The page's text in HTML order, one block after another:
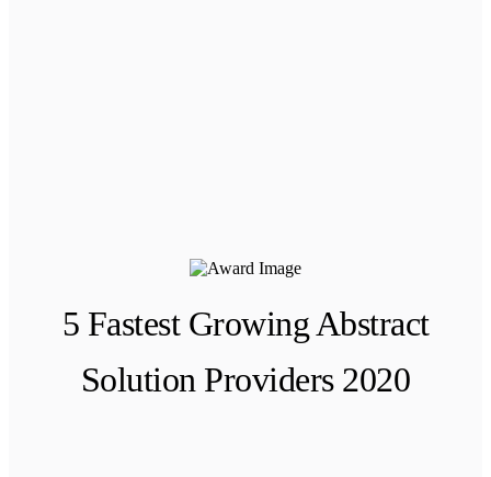
5 Fastest Growing Abstract
Solution Providers 2020